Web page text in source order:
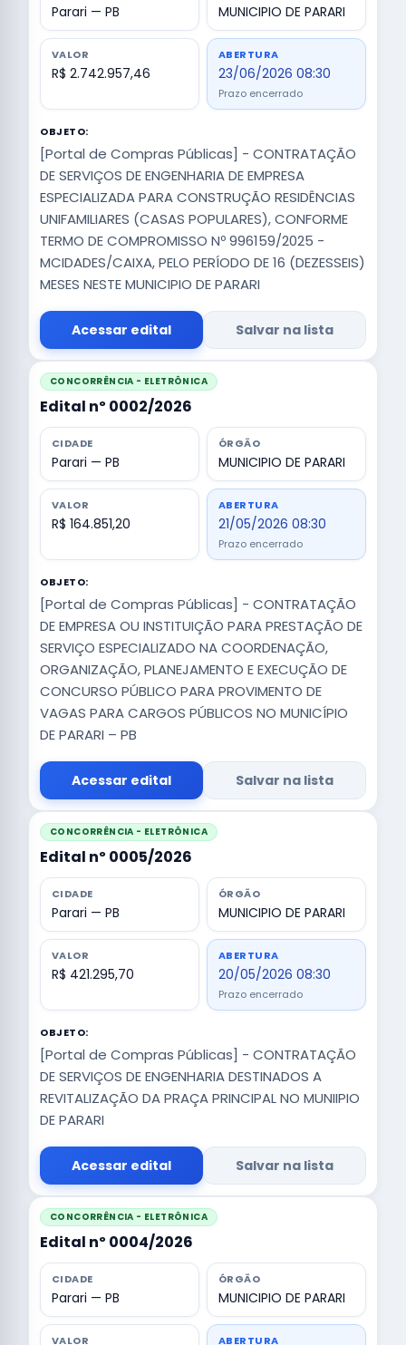
Parari — PB MUNICIPIO DE PARARI
VALOR
R$ 2.742.957,46
ABERTURA
23/06/2026 08:30
Prazo encerrado
OBJETO:
[Portal de Compras Públicas] - CONTRATAÇÃO
DE SERVIÇOS DE ENGENHARIA DE EMPRESA
ESPECIALIZADA PARA CONSTRUÇÃO RESIDÊNCIAS
UNIFAMILIARES (CASAS POPULARES), CONFORME
TERMO DE COMPROMISSO Nº 996159/2025 -
MCIDADES/CAIXA, PELO PERÍODO DE 16 (DEZESSEIS)
MESES NESTE MUNICIPIO DE PARARI
Acessar edital Salvar na lista
CONCORRÊNCIA - ELETRÔNICA
Edital nº 0002/2026
CIDADE
Parari — PB
ÓRGÃO
MUNICIPIO DE PARARI
VALOR
R$ 164.851,20
ABERTURA
21/05/2026 08:30
Prazo encerrado
OBJETO:
[Portal de Compras Públicas] - CONTRATAÇÃO
DE EMPRESA OU INSTITUIÇÃO PARA PRESTAÇÃO DE
SERVIÇO ESPECIALIZADO NA COORDENAÇÃO,
ORGANIZAÇÃO, PLANEJAMENTO E EXECUÇÃO DE
CONCURSO PÚBLICO PARA PROVIMENTO DE
VAGAS PARA CARGOS PÚBLICOS NO MUNICÍPIO
DE PARARI – PB
Acessar edital Salvar na lista
CONCORRÊNCIA - ELETRÔNICA
Edital nº 0005/2026
CIDADE
Parari — PB
ÓRGÃO
MUNICIPIO DE PARARI
VALOR
R$ 421.295,70
ABERTURA
20/05/2026 08:30
Prazo encerrado
OBJETO:
[Portal de Compras Públicas] - CONTRATAÇÃO
DE SERVIÇOS DE ENGENHARIA DESTINADOS A
REVITALIZAÇÃO DA PRAÇA PRINCIPAL NO MUNIIPIO
DE PARARI
Acessar edital Salvar na lista
CONCORRÊNCIA - ELETRÔNICA
Edital nº 0004/2026
CIDADE
Parari — PB
ÓRGÃO
MUNICIPIO DE PARARI
VALOR ABERTURA